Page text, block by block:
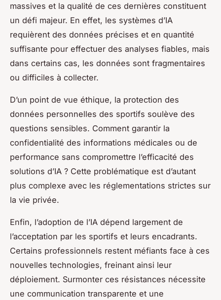
massives et la qualité de ces dernières constituent
un défi majeur. En effet, les systèmes d’IA
requièrent des données précises et en quantité
suffisante pour effectuer des analyses fiables, mais
dans certains cas, les données sont fragmentaires
ou difficiles à collecter.
D’un point de vue éthique, la protection des
données personnelles des sportifs soulève des
questions sensibles. Comment garantir la
confidentialité des informations médicales ou de
performance sans compromettre l’efficacité des
solutions d’IA ? Cette problématique est d’autant
plus complexe avec les réglementations strictes sur
la vie privée.
Enfin, l’adoption de l’IA dépend largement de
l’acceptation par les sportifs et leurs encadrants.
Certains professionnels restent méfiants face à ces
nouvelles technologies, freinant ainsi leur
déploiement. Surmonter ces résistances nécessite
une communication transparente et une